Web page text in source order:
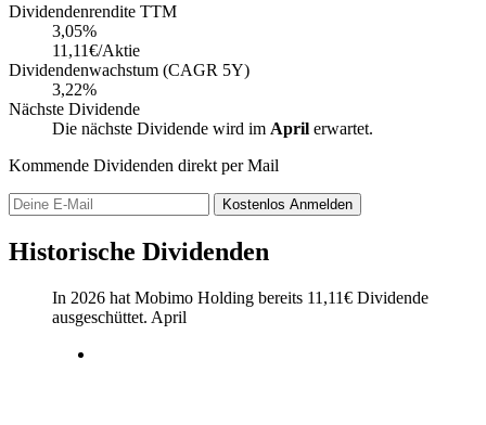
Dividendenrendite TTM
3,05%
11,11€/Aktie
Dividendenwachstum (CAGR 5Y)
3,22%
Nächste Dividende
Die nächste Dividende wird im April erwartet.
Kommende Dividenden direkt per Mail
Kostenlos Anmelden
Historische Dividenden
In 2026 hat Mobimo Holding bereits 11,11€ Dividende
ausgeschüttet. April